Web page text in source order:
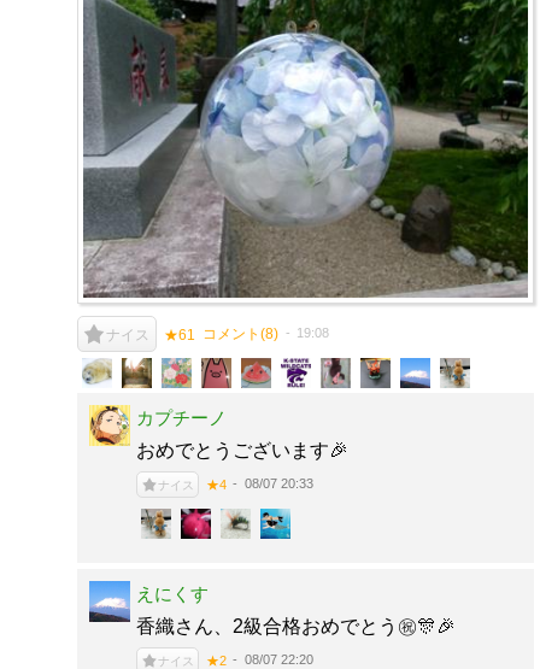
ナイス ★61 コメント(8) 19:08
カプチーノ
おめでとうございます🎉
ナイス ★4 08/07 20:33
えにくす
香織さん、2級合格おめでとう㊗️🎊🎉
ナイス ★2 08/07 22:20